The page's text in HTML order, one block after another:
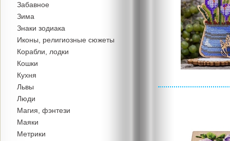
Забавное
Зима
Знаки зодиака
Иконы, религиозные сюжеты
Корабли, лодки
Кошки
Кухня
Львы
Люди
Магия, фэнтези
Маяки
Метрики